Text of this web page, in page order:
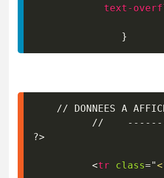
text-
}
// DONNEES A
//
?>
<tr class="